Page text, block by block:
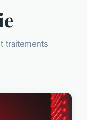
traitements